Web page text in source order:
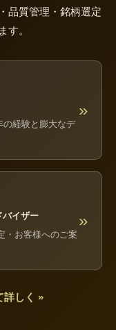
品質管理・銘柄選定
す。
の経験と膨大なデ
»
バイザー
・お客様へのご案
»
詳しく »